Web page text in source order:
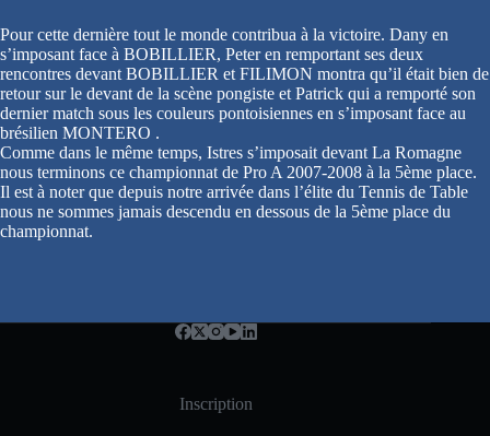
Pour cette dernière tout le monde contribua à la victoire. Dany en
s’imposant face à BOBILLIER, Peter en remportant ses deux
rencontres devant BOBILLIER et FILIMON montra qu’il était bien de
retour sur le devant de la scène pongiste et Patrick qui a remporté son
dernier match sous les couleurs pontoisiennes en s’imposant face au
brésilien MONTERO .
Comme dans le même temps, Istres s’imposait devant La Romagne
nous terminons ce championnat de Pro A 2007-2008 à la 5ème place.
Il est à noter que depuis notre arrivée dans l’élite du Tennis de Table
nous ne sommes jamais descendu en dessous de la 5ème place du
championnat.
Inscription